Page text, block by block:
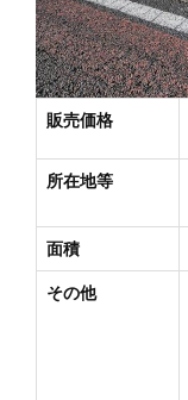
販売価格
所在地等
面積
その他